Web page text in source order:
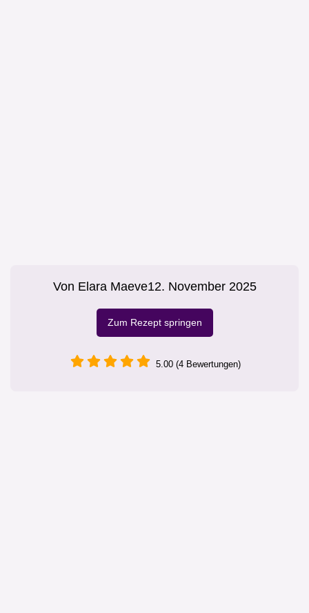
Von Elara Maeve12. November 2025
Zum Rezept springen
5.00 (4 Bewertungen)